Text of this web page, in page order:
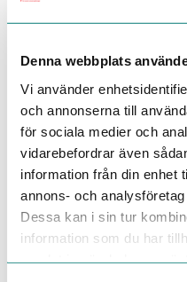
Denna webbplats
Vi använder
och annonserna till
för sociala medier och
vidarebefordrar även
information från din enhet
annons- och
Dessa kan i sin tur
information som du har
Du kommer att ingå i ett
kringutrustning.
Kvalifikationer
För att lyckas i denna roll
Elteknisk
utbildning eller
Några års erfarenhet
underhållselektriker/
industrimiljö
Kunskaper inom
Goda kunskaper i
B-körkort